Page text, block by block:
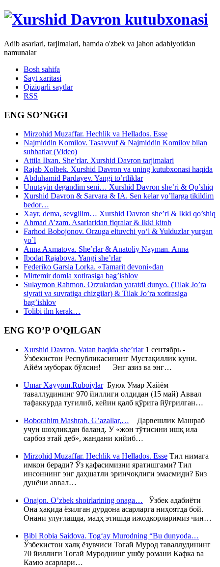
Adib asarlari, tarjimalari, hamda o'zbek va jahon adabiyotidan
namunalar
Bosh sahifa
Sayt xaritasi
Qiziqarli saytlar
RSS
ENG SO’NGGI
Mirzohid Muzaffar. Hechlik va Hellados. Esse
Najmiddin Komilov. Tasavvuf & Najmiddin Komilov bilan
suhbatlar (Video)
Attila Ilxan. She’rlar. Xurshid Davron tarjimalari
Rajab Xolbek. Xurshid Davron va uning kutubxonasi haqida
Abduhamid Pardayev. Yangi to’rtliklar
Unutayin degandim seni… Xurshid Davron she’ri & Qo’shiq
Xurshid Davron & Sarvara & IA. Sen kelar yo’llarga tikildim
bedor…
Xayr, dema, sevgilim… Xurshid Davron she’ri & Ikki qo’shiq
Ahmad A’zam. Asarlaridan fiqralar & Ikki kitob
Farhod Bobojonov. Orzuga eltuvchi yo‘l & Yulduzlar yurgan
yo`l
Anna Axmatova. She’rlar & Anatoliy Nayman. Anna
Ibodat Rajabova. Yangi she’rlar
Federiko Garsia Lorka. «Tamarit devoni»dan
Mirtemir domla xotirasiga bag’ishlov
Sulaymon Rahmon. Orzulardan yaratdi dunyo. (Tilak Jo’ra
siyrati va suvratiga chizgilar) & Tilak Jo’ra xotirasiga
bag’ishlov
Tolibi ilm kerak…
ENG KO’P O’QILGAN
Xurshid Davron. Vatan haqida she’rlar1 сентябрь -
Ўзбекистон Республикасининг Мустақиллик куни.
Айём муборак бўлсин! Энг азиз ва энг…
Umar Xayyom.RuboiylarБуюк Умар Хайём
таваллудининг 970 йиллиги олдидан (15 май) Аввал
тафаккурда туғилиб, кейин қалб қўрига йўғрилган…
Boborahim Mashrab. G’azallar,… Дарвешлик Машраб
учун шоҳликдан баланд. У «жон тўтисини ишқ ила
сарбоз этай деб», жандани кийиб…
Mirzohid Muzaffar. Hechlik va Hellados. Esse Тил нимага
имкон беради? Ўз қафасимизни яратишгами? Тил
инсоннинг энг даҳшатли эринчоқлиги эмасмиди? Биз
дунёни аввал…
Onajon. O’zbek shoirlarining onaga… Ўзбек адабиёти
Она ҳақида ёзилган дурдона асарларга ниҳоятда бой.
Онани улуғлашда, мадҳ этишда ижодкорларимиз чин…
Bibi Robia Saidova. Tog‘ay Murodning “Bu dunyoda…
Ўзбекистон халқ ёзувчиси Тоғай Мурод таваллудининг
70 йиллиги Тоғай Муроднинг ушбу романи Кафка ва
Камю асарлари…